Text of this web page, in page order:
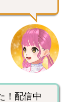
！配信中